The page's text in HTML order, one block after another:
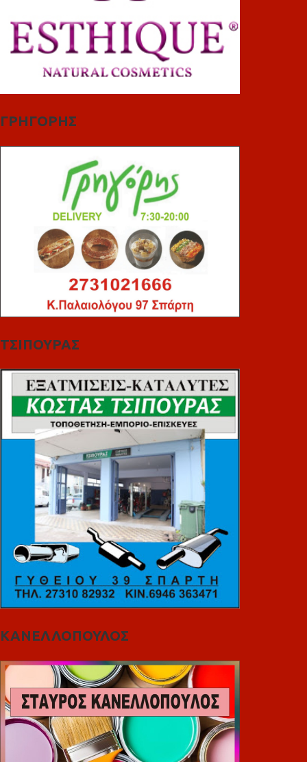
ΓΡΗΓΟΡΗΣ
ΤΣΙΠΟΥΡΑΣ
ΚΑΝΕΛΛΟΠΟΥΛΟΣ